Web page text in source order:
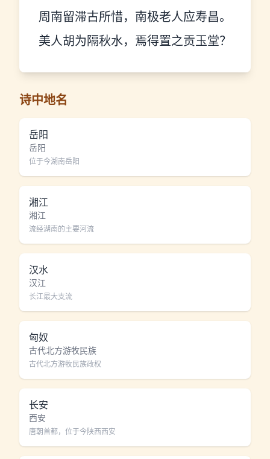
周南留滞古所惜，南极老人应寿昌。
美人胡为隔秋水，焉得置之贡玉堂？
诗中地名
岳阳
岳阳
位于今湖南岳阳
湘江
湘江
流经湖南的主要河流
汉水
汉江
长江最大支流
匈奴
古代北方游牧民族
古代北方游牧民族政权
长安
西安
唐朝首都，位于今陕西西安